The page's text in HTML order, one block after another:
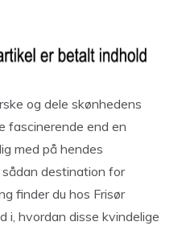
og dele skønhedens
fascinerende end en
med på hendes
destination for
finder du hos Frisør
i, hvordan disse kvindelige